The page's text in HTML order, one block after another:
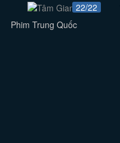
22/22
Phim Trung Quốc